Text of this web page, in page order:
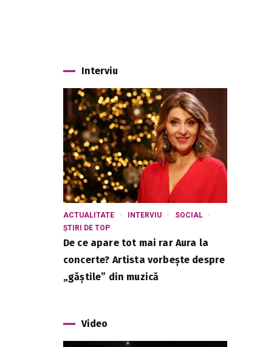
Interviu
ACTUALITATE INTERVIU
SOCIAL
ȘTIRI DE TOP
De ce apare tot mai rar Aura la
concerte? Artista vorbește despre
„găștile” din muzică
Video